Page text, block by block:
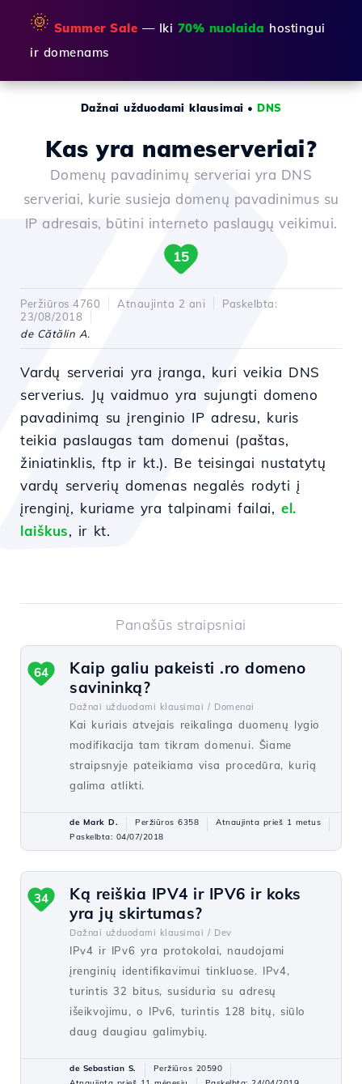
🌞 Summer Sale — Iki 70% nuolaida hostingui
ir domenams
Dažnai užduodami klausimai • DNS
Kas yra nameserveriai?
Domenų pavadinimų serveriai yra DNS
serveriai, kurie susieja domenų pavadinimus su
IP adresais, būtini interneto paslaugų veikimui.
15
Peržiūros 4760 Atnaujinta 2 ani
Paskelbta:
23/08/2018
de Cătălin A.
Vardų serveriai yra įranga, kuri veikia DNS
serverius. Jų vaidmuo yra sujungti domeno
pavadinimą su įrenginio IP adresu, kuris
teikia paslaugas tam domenui (paštas,
žiniatinklis, ftp ir kt.). Be teisingai nustatytų
vardų serverių domenas negalės rodyti į
įrenginį, kuriame yra talpinami failai, el.
laiškus, ir kt.
Panašūs straipsniai
Kaip galiu pakeisti .ro domeno
savininką?
Dažnai užduodami klausimai / Domenai
Kai kuriais atvejais reikalinga duomenų lygio
modifikacija tam tikram domenui. Šiame
straipsnyje pateikiama visa procedūra, kurią
galima atlikti.
64
de Mark D. Peržiūros 6358
Atnaujinta prieš 1 metus
Paskelbta: 04/07/2018
Ką reiškia IPV4 ir IPV6 ir koks
yra jų skirtumas?
Dažnai užduodami klausimai / Dev
IPv4 ir IPv6 yra protokolai, naudojami
įrenginių identifikavimui tinkluose. IPv4,
turintis 32 bitus, susiduria su adresų
išeikvojimu, o IPv6, turintis 128 bitų, siūlo
daug daugiau galimybių.
34
de Sebastian S.
Peržiūros 20590